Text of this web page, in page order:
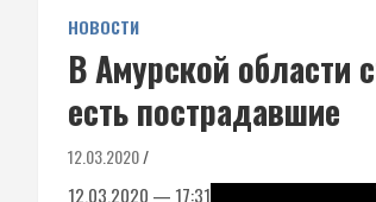
НОВОСТИ
В Амурской области
есть пострадавшие
12.03.2020
12.03.2020 — 17:31